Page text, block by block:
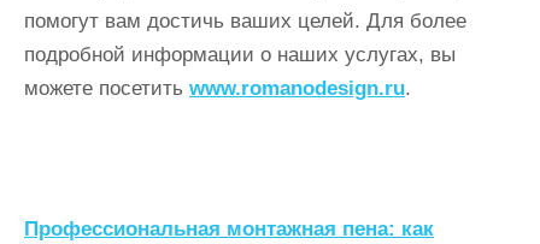
помогут вам достичь ваших целей. Для более
подробной информации о наших услугах, вы
можете посетить www.romanodesign.ru.
Н
Профессиональная монтажная пена: как